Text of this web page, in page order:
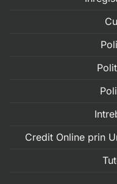
Credit Online prin